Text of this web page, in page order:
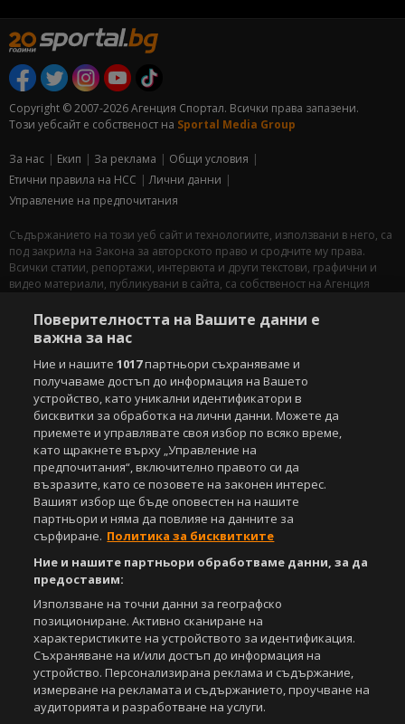
Copyright © 2007-2026 Агенция Спортал. Всички права запазени.
Този уебсайт е собственост на Sportal Media Group
За нас Екип За рекламa
Общи условия
Етични правила на НСС
Лични данни
Управление на предпочитания
Съдържанието на този уеб сайт и технологиите, използвани в него, са
под закрила на Закона за авторското право и сродните му права.
Всички статии, репортажи, интервюта и други текстови, графични и
видео материали, публикувани в сайта, са собственост на Агенция
публикуване на текстови материали само след писмено съгласие на
Агенция Спортал, посочване на източника и добавяне на линк към
публикувани в сайта, е строго забранено. Нарушителите ще бъдат
санкционирани с цялата строгост на закона.
СвалиБЕЗПЛАТНОТОприложение за:
Android
Powered by:
Поверителността на Вашите данни е
важна за нас
Ние и нашите1017партньори съхраняваме и
получаваме достъп до информация на Вашето
устройство, като уникални идентификатори в
бисквитки за обработка на лични данни. Можете да
приемете и управлявате своя избор по всяко време,
като щракнете върху „Управление на
предпочитания“, включително правото си да
възразите, като се позовете на законен интерес.
Вашият избор ще бъде оповестен на нашите
партньори и няма да повлияе на данните за
сърфиране. Политика за бисквитките
Ние и нашите партньори обработваме данни, за да
предоставим:
Използване на точни данни за географско
позициониране. Активно сканиране на
характеристиките на устройството за идентификация.
Съхраняване на и/или достъп до информация на
устройство. Персонализирана реклама и съдържание,
измерване на рекламата и съдържанието, проучване на
аудиторията и разработване на услуги.